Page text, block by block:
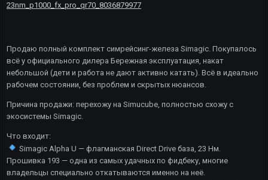
23nm_p1000_fx_pro_qr70_8036879977
Продаю полный комплект симрейсинг-железа Simagic. Покупалось
всё у официального дилера Бережная эксплуатация, накат
небольшой (дети и работа не дают активно катать). Всё в идеально
рабочем состоянии, без проблем и скрытых нюансов.
Причина продажи: перехожу на Simucube, полностью схожу с
экосистемы Simagic.
Что входит:
Simagic Alpha U — флагманская Direct Drive база, 23 Нм.
Прошивка 193 — одна из самых удачных по фидбеку, многие
владельцы специально откатываются именно на неё.